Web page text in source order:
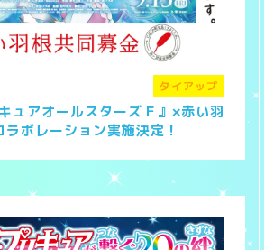
タイアップ
ュアオールスターズＦ』×赤い羽
ボレーション実施決定！